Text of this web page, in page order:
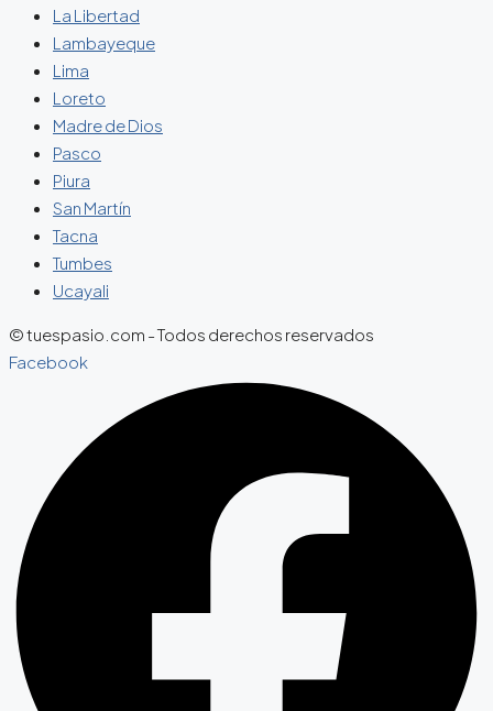
La Libertad
Lambayeque
Lima
Loreto
Madre de Dios
Pasco
Piura
San Martín
Tacna
Tumbes
Ucayali
© tuespasio.com - Todos derechos reservados
Facebook